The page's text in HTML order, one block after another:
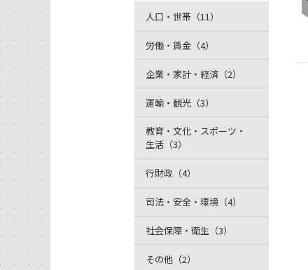
人口・世帯（11）
労働・賃金（4）
企業・家計・経済（2）
運輸・観光（3）
教育・文化・スポーツ・
生活（3）
行財政（4）
司法・安全・環境（4）
社会保障・衛生（3）
その他（2）